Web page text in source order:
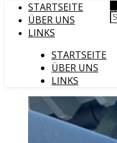
STARTSEITE
ÜBER UNS
LINKS
STARTSEITE
ÜBER UNS
LINKS